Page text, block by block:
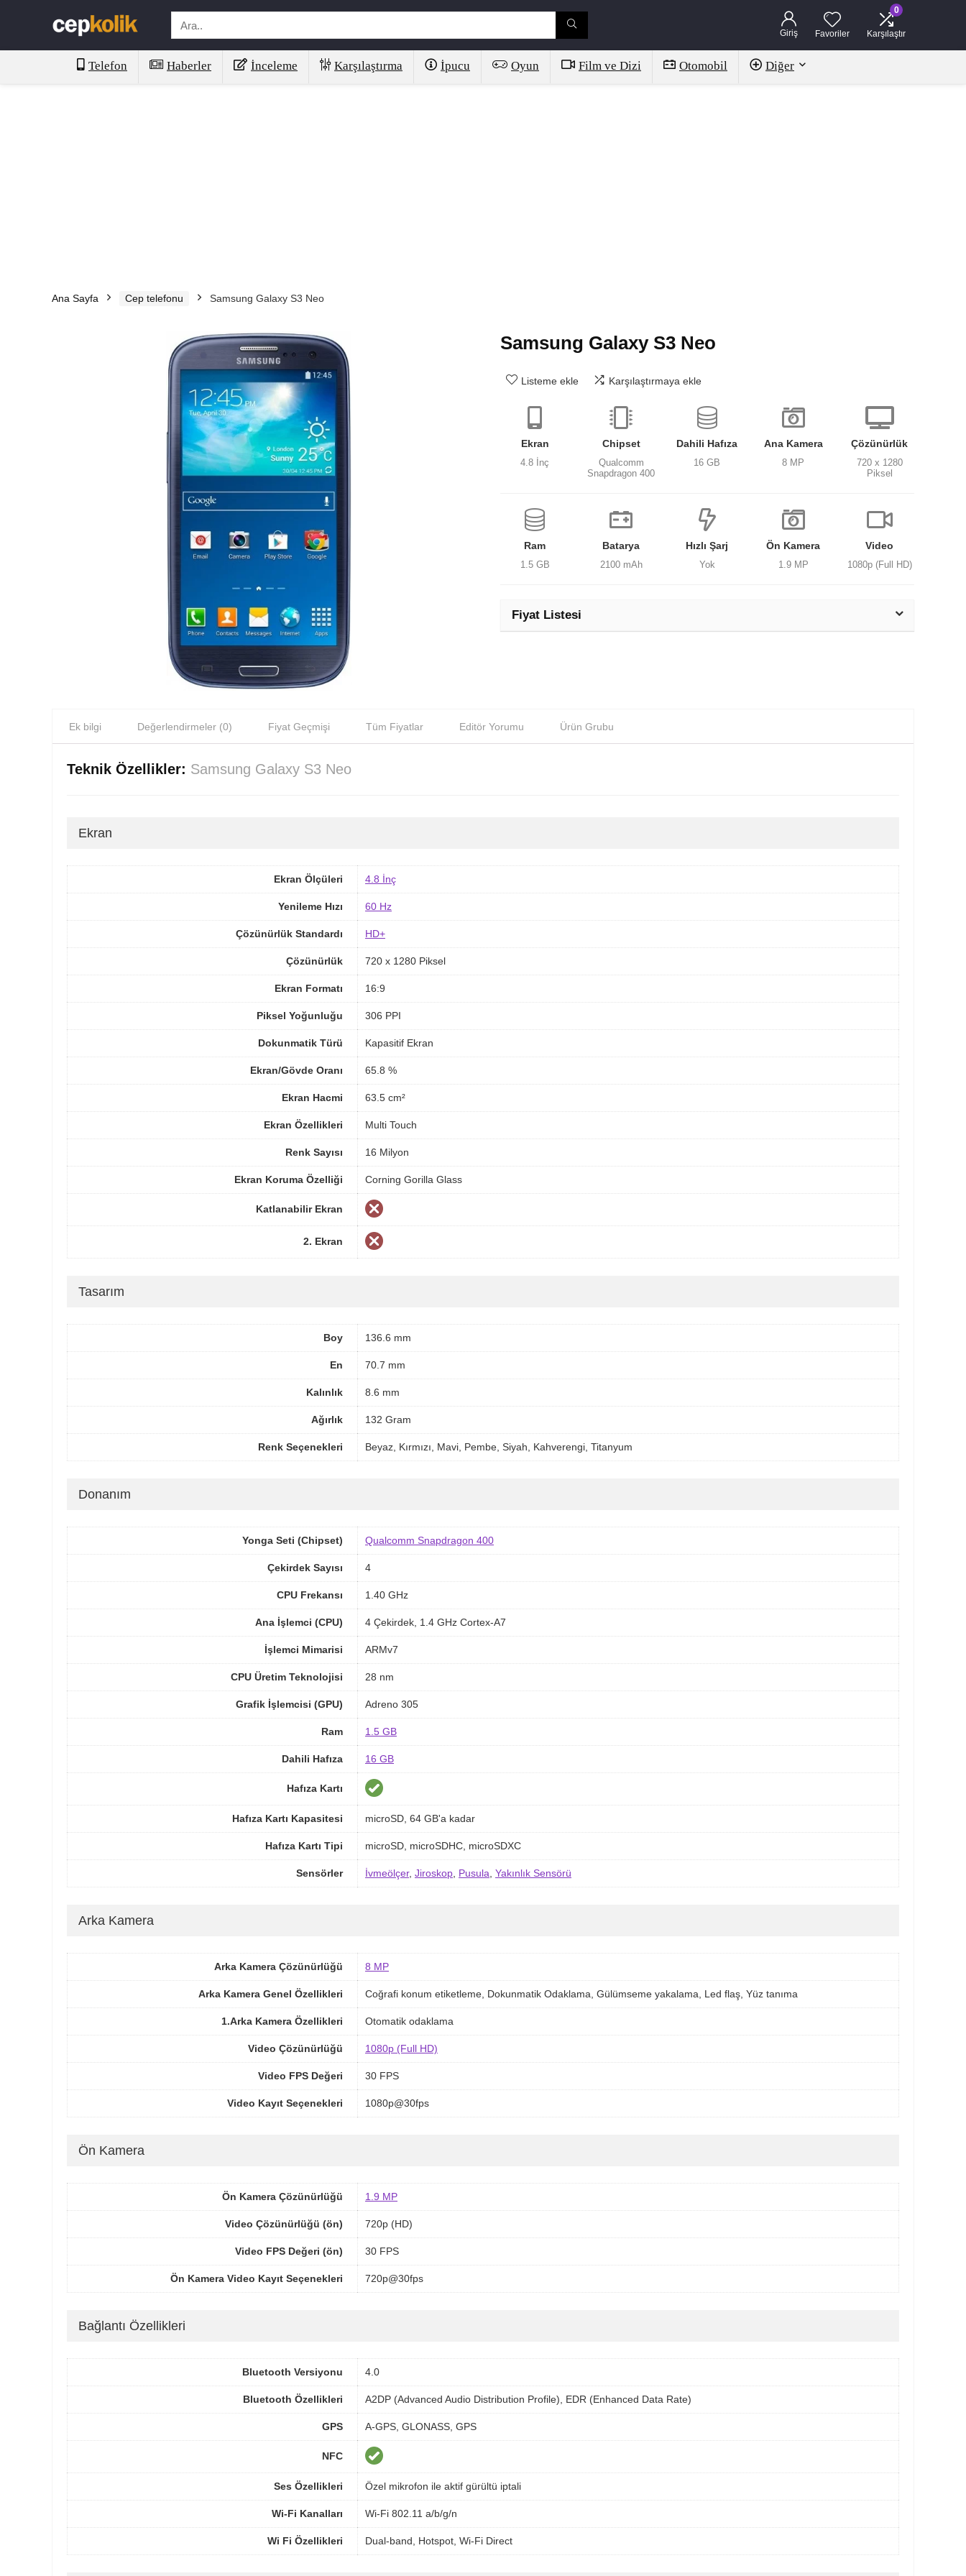
Giriş Favoriler
0
Karşılaştır
Telefon Haberler İnceleme Karşılaştırma İpucu Oyun Film ve Dizi Otomobil Diğer
Ana Sayfa Cep telefonu Samsung Galaxy S3 Neo
Samsung Galaxy S3 Neo
Listeme ekle Karşılaştırmaya ekle
Ekran
4.8 İnç
Chipset
Qualcomm
Snapdragon 400
Dahili Hafıza
16 GB
Ana Kamera
8 MP
Çözünürlük
720 x 1280
Piksel
Ram
1.5 GB
Batarya
2100 mAh
Hızlı Şarj
Yok
Ön Kamera
1.9 MP
Video
1080p (Full HD)
Fiyat Listesi
Ek bilgi Değerlendirmeler (0) Fiyat Geçmişi Tüm Fiyatlar Editör Yorumu Ürün Grubu
Teknik Özellikler: Samsung Galaxy S3 Neo
Ekran
Ekran Ölçüleri 4.8 İnç
Yenileme Hızı 60 Hz
Çözünürlük Standardı HD+
Çözünürlük 720 x 1280 Piksel
Ekran Formatı 16:9
Piksel Yoğunluğu 306 PPI
Dokunmatik Türü Kapasitif Ekran
Ekran/Gövde Oranı 65.8 %
Ekran Hacmi 63.5 cm²
Ekran Özellikleri Multi Touch
Renk Sayısı 16 Milyon
Ekran Koruma Özelliği Corning Gorilla Glass
Katlanabilir Ekran
2. Ekran
Tasarım
Boy 136.6 mm
En 70.7 mm
Kalınlık 8.6 mm
Ağırlık 132 Gram
Renk Seçenekleri Beyaz, Kırmızı, Mavi, Pembe, Siyah, Kahverengi, Titanyum
Donanım
Yonga Seti (Chipset) Qualcomm Snapdragon 400
Çekirdek Sayısı 4
CPU Frekansı 1.40 GHz
Ana İşlemci (CPU) 4 Çekirdek, 1.4 GHz Cortex-A7
İşlemci Mimarisi ARMv7
CPU Üretim Teknolojisi 28 nm
Grafik İşlemcisi (GPU) Adreno 305
Ram 1.5 GB
Dahili Hafıza 16 GB
Hafıza Kartı
Hafıza Kartı Kapasitesi microSD, 64 GB'a kadar
Hafıza Kartı Tipi microSD, microSDHC, microSDXC
Sensörler İvmeölçer, Jiroskop, Pusula, Yakınlık Sensörü
Arka Kamera
Arka Kamera Çözünürlüğü 8 MP
Arka Kamera Genel Özellikleri Coğrafi konum etiketleme, Dokunmatik Odaklama, Gülümseme yakalama, Led flaş, Yüz tanıma
1.Arka Kamera Özellikleri Otomatik odaklama
Video Çözünürlüğü 1080p (Full HD)
Video FPS Değeri 30 FPS
Video Kayıt Seçenekleri 1080p@30fps
Ön Kamera
Ön Kamera Çözünürlüğü 1.9 MP
Video Çözünürlüğü (ön) 720p (HD)
Video FPS Değeri (ön) 30 FPS
Ön Kamera Video Kayıt Seçenekleri 720p@30fps
Bağlantı Özellikleri
Bluetooth Versiyonu 4.0
Bluetooth Özellikleri A2DP (Advanced Audio Distribution Profile), EDR (Enhanced Data Rate)
GPS A-GPS, GLONASS, GPS
NFC
Ses Özellikleri Özel mikrofon ile aktif gürültü iptali
Wi-Fi Kanalları Wi-Fi 802.11 a/b/g/n
Wi Fi Özellikleri Dual-band, Hotspot, Wi-Fi Direct